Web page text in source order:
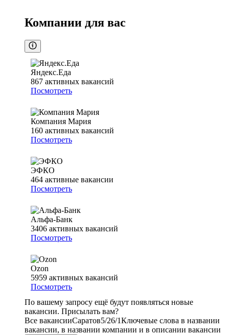
Компании для вас
Яндекс.Еда
867 активных вакансий
Посмотреть
Компания Мария
160 активных вакансий
Посмотреть
ЭФКО
464 активные вакансии
Посмотреть
Альфа-Банк
3406 активных вакансий
Посмотреть
Ozon
5959 активных вакансий
Посмотреть
По вашему запросу ещё будут появляться новые
вакансии. Присылать вам?
Все вакансииСаратов5/26/1Ключевые слова в названии
вакансии, в названии компании и в описании вакансии